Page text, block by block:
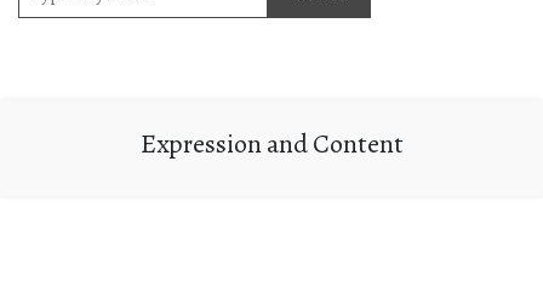
Expression and Content